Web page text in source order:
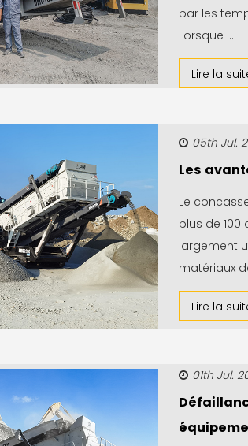
par les
Lorsque ...
Lire la
05th Jul.
Les
Le
plus de
largement
matériaux
Lire la
01th Jul.